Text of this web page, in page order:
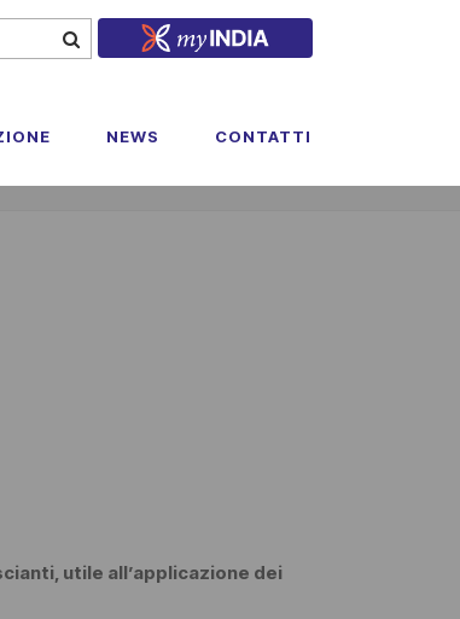
NEWS CONTATTI
utile all’applicazione dei